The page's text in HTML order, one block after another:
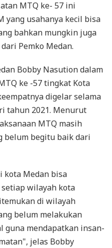
MTQ ke- 57 ini
yang usahanya kecil bisa
bahkan mungkin juga
Pemko Medan.
Bobby Nasution dalam
ke -57 tingkat Kota
digelar selama
tahun 2021. Menurut
MTQ masih
belum begitu baik dari
kota Medan bisa
wilayah kota
di wilayah
belum melakukan
guna mendapatkan insan-
jelas Bobby